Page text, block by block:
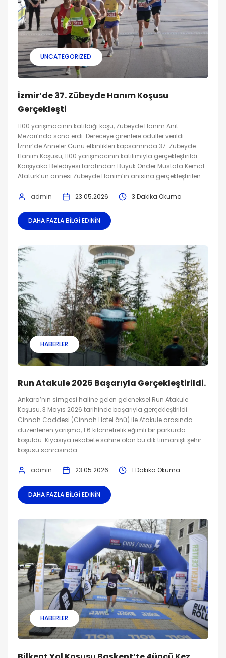
UNCATEGORIZED
İzmir’de 37. Zübeyde Hanım Koşusu
Gerçekleşti
1100 yarışmacının katıldığı koşu, Zübeyde Hanım Anıt
Mezarı’nda sona erdi. Dereceye girenlere ödüller verildi.
İzmir’de Anneler Günü etkinlikleri kapsamında 37. Zübeyde
Hanım Koşusu, 1100 yarışmacının katılımıyla gerçekleştirildi.
Karşıyaka Belediyesi tarafından Büyük Önder Mustafa Kemal
Atatürk’ün annesi Zübeyde Hanım’ın anısına gerçekleştirilen...
admin 23.05.2026 3 Dakika Okuma
DAHA FAZLA BILGI EDININ
HABERLER
Run Atakule 2026 Başarıyla Gerçekleştirildi.
Ankara’nın simgesi haline gelen geleneksel Run Atakule
Koşusu, 3 Mayıs 2026 tarihinde başarıyla gerçekleştirildi.
Cinnah Caddesi (Cinnah Hotel önü) ile Atakule arasında
düzenlenen yarışma, 1.6 kilometrelik eğimli bir parkurda
koşuldu. Kıyasıya rekabete sahne olan bu dik tırmanışlı şehir
koşusu sonrasında...
admin 23.05.2026 1 Dakika Okuma
DAHA FAZLA BILGI EDININ
HABERLER